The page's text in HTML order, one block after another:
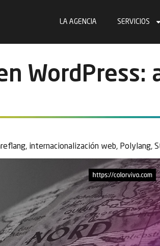
LA AGENCIA SERVICIOS
WordPress:
, internacionalización web, Polylang,